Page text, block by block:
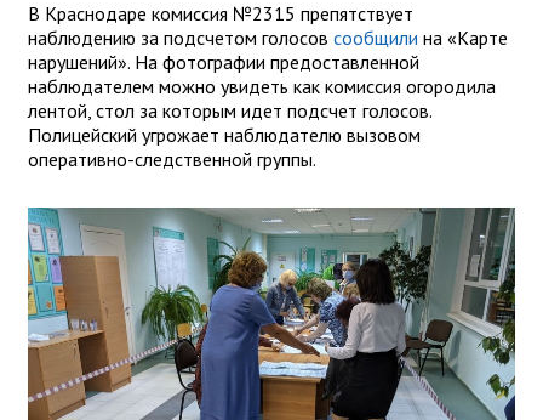
В Краснодаре комиссия №2315 препятствует
наблюдению за подсчетом голосов сообщили на «Карте
нарушений». На фотографии предоставленной
наблюдателем можно увидеть как комиссия огородила
лентой, стол за которым идет подсчет голосов.
Полицейский угрожает наблюдателю вызовом
оперативно-следственной группы.